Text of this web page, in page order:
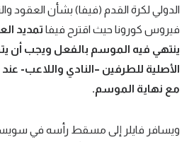
تحقيق في الجول
تقرير في الجول
تحليل في الجول
كويز في الجول
الدولي لكرة القدم (فيفا) بشأن العقود
فيروس كورونا حيث اقترح فيفا تمديد
ينتهي فيه الموسم بالفعل ويجب أن
الأصلية للطرفين –النادي واللاعب-
مع نهاية الموسم.
ويسافر فايلر إلى مسقط رأسه في